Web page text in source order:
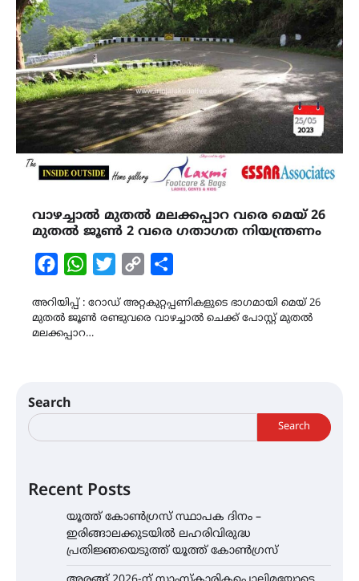
വാഴച്ചാൽ മുതൽ മലക്കപ്പാറ വരെ മെയ് 26
മുതൽ ജൂൺ 2 വരെ ഗതാഗത നിയന്ത്രണം
FacebookWhatsAppTwitterCopy
അറിയിപ്പ് : റോഡ് അറ്റകുറ്റപ്പണികളുടെ ഭാഗമായി മെയ് 26
മുതൽ ജൂൺ രണ്ടുവരെ വാഴച്ചാൽ ചെക്ക് പോസ്റ്റ് മുതൽ
മലക്കപ്പാറ…
Search
Search
Recent Posts
യൂത്ത് കോൺഗ്രസ്‌ സ്ഥാപക ദിനം –
ഇരിങ്ങാലക്കുടയിൽ ലഹരിവിരുദ്ധ
പ്രതിജ്ഞയെടുത്ത് യൂത്ത് കോൺഗ്രസ്